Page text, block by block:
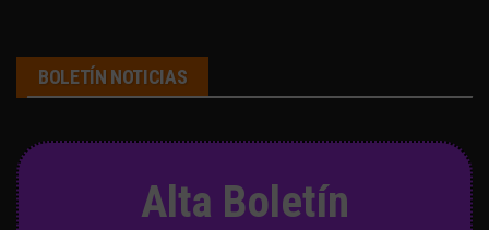
BOLETÍN NOTICIAS
Alta Boletín